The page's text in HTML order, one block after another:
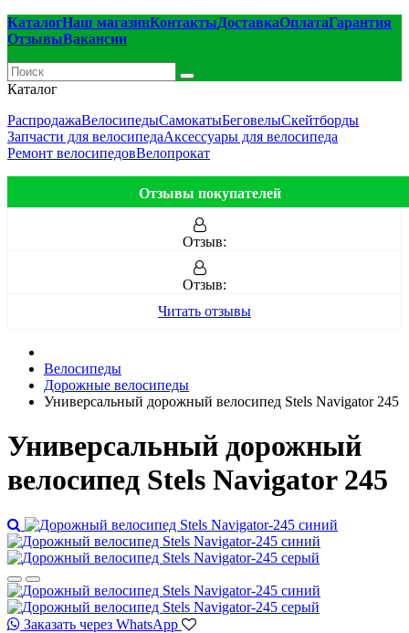
КаталогНаш магазинКонтактыДоставкаОплатаГарантия
ОтзывыВакансии
Каталог
РаспродажаВелосипедыСамокатыБеговелыСкейтборды
Запчасти для велосипедаАксессуары для велосипеда
Ремонт велосипедовВелопрокат
Отзывы покупателей
Отзыв:
Отзыв:
Читать отзывы
Велосипеды
Дорожные велосипеды
Универсальный дорожный велосипед Stels Navigator 245
Универсальный дорожный
велосипед Stels Navigator 245
Заказать через WhatsApp